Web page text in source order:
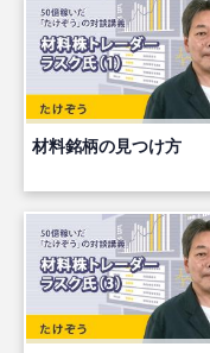
材料銘柄の見つけ方